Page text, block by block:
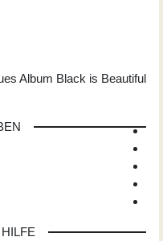
Album Black is Beautiful